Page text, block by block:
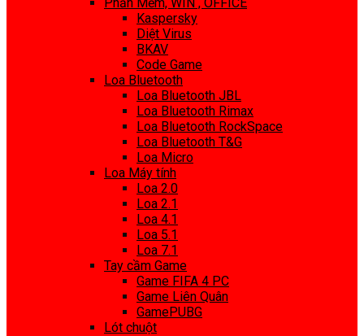
Kaspersky
Diệt Virus
BKAV
Code Game
Loa Bluetooth
Loa Bluetooth JBL
Loa Bluetooth Rimax
Loa Bluetooth RockSpace
Loa Bluetooth T&G
Loa Micro
Loa Máy tính
Loa 2.0
Loa 2.1
Loa 4.1
Loa 5.1
Loa 7.1
Tay cầm Game
Game FIFA 4 PC
Game Liên Quân
GamePUBG
Lót chuột